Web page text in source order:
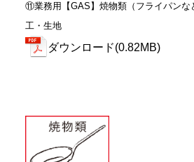
⑪業務用【GAS】焼物類（フライパンな
工・生地
ダウンロード(0.82MB)